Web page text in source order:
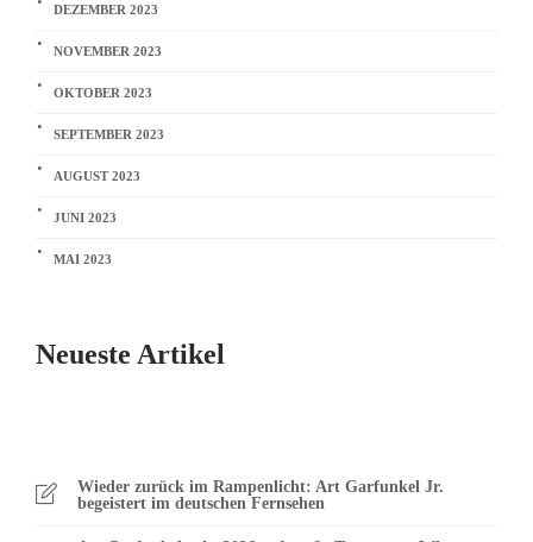
DEZEMBER 2023
NOVEMBER 2023
OKTOBER 2023
SEPTEMBER 2023
AUGUST 2023
JUNI 2023
MAI 2023
Neueste Artikel
Wieder zurück im Rampenlicht: Art Garfunkel Jr.
begeistert im deutschen Fernsehen